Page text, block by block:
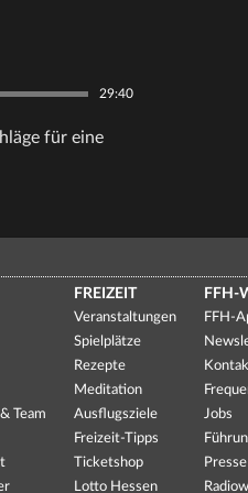
29:40
für eine
Team
FREIZEIT
Veranstaltungen
Spielplätze
Rezepte
Meditation
Ausflugsziele
Freizeit-Tipps
Ticketshop
Lotto Hessen
FFH-
FFH-
Jobs
Presse